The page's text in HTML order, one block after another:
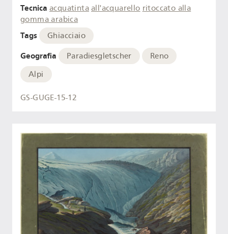
Tecnica acquatinta all'acquarello ritoccato alla
gomma arabica
Tags Ghiacciaio
Geografia Paradiesgletscher
Reno
Alpi
GS-GUGE-15-12